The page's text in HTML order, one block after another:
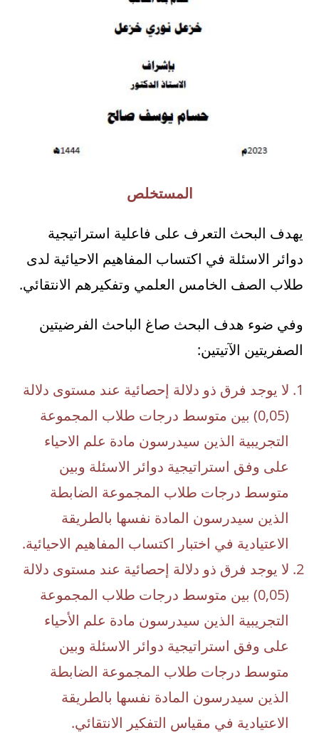
المستخلص
يهدف البحث التعرف على فاعلية استراتيجية
دوائر الاسئلة في اكتساب المفاهيم الاحيائية لدى
طلاب الصف الخامس العلمي وتفكيرهم الانتقائي.
وفي ضوء هدف البحث صاغ الباحث الفرضيتين
الصفريتين الآتيتين:
لا يوجد فرق ذو دلالة إحصائية عند مستوى دلالة
(0,05) بين متوسط درجات طلاب المجموعة
التجريبية الذين سيدرسون مادة علم الاحياء
على وفق استراتيجية دوائر الاسئلة وبين
متوسط درجات طلاب المجموعة الضابطة
الذين سيدرسون المادة نفسها بالطريقة
الاعتيادية في اختبار اكتساب المفاهيم الاحيائية.
لا يوجد فرق ذو دلالة إحصائية عند مستوى دلالة
(0,05) بين متوسط درجات طلاب المجموعة
التجريبية الذين سيدرسون مادة علم الأحياء
على وفق استراتيجية دوائر الاسئلة وبين
متوسط درجات طلاب المجموعة الضابطة
الذين سيدرسون المادة نفسها بالطريقة
الاعتيادية في مقياس التفكير الانتقائي.